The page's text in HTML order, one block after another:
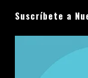
Suscríbete a